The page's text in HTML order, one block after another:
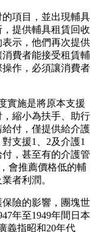
項目，並出現輔具
提供輔具租賃回收
示，他們再次提供
費者能接受租賃輔
作，必須讓消費者
實施是將原本支援
縮小為扶手、助行
付，僅提供給介護
支援1、2及介護1
，甚至有的介護管
會推薦價格低的輔
者利潤。
險的影響，團塊世
年至1949年間日本
義指昭和20年代